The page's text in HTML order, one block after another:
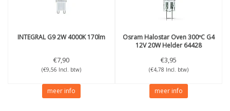
INTEGRALG9 2W 4000K 170lm
€7,90
(€9,56 Incl. btw)
meer info
Osram Halostar Oven 300ºC G4
12V 20W Helder 64428
€3,95
(€4,78 Incl. btw)
meer info